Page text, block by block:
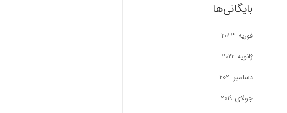
بایگانی‌ها
فوریه 2023
ژانویه 2022
دسامبر 2021
جولای 2019